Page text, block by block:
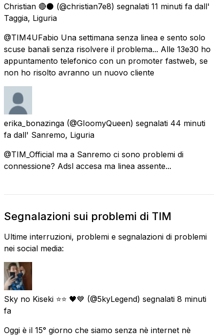
Christian 🔴⚫ (@christian7e8) segnalati 11 minuti fa dall'
Taggia, Liguria
@TIM4UFabio Una settimana senza linea e sento solo
scuse banali senza risolvere il problema... Alle 13e30 ho
appuntamento telefonico con un promoter fastweb, se
non ho risolto avranno un nuovo cliente
erika_bonazinga (@GIoomyQueen) segnalati 44 minuti
fa dall' Sanremo, Liguria
@TIM_Official ma a Sanremo ci sono problemi di
connessione? Adsl accesa ma linea assente...
Segnalazioni sui problemi di TIM
Ultime interruzioni, problemi e segnalazioni di problemi
nei social media:
Sky no Kiseki ⭐⭐ 🖤💙 (@5kyLegend) segnalati 8 minuti
fa
Oggi è il 15° giorno che siamo senza nè internet nè